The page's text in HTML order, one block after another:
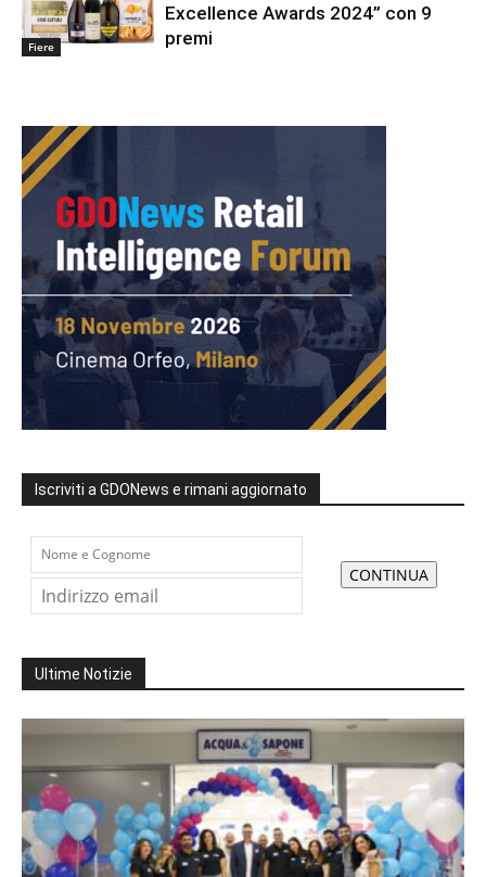
Fiere
Excellence Awards 2024” con 9
premi
Iscriviti a GDONews e rimani aggiornato
Ultime Notizie